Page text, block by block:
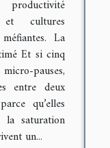
cultures
La
Et si cinq
pauses,
entre deux
qu’elles
saturation
un...